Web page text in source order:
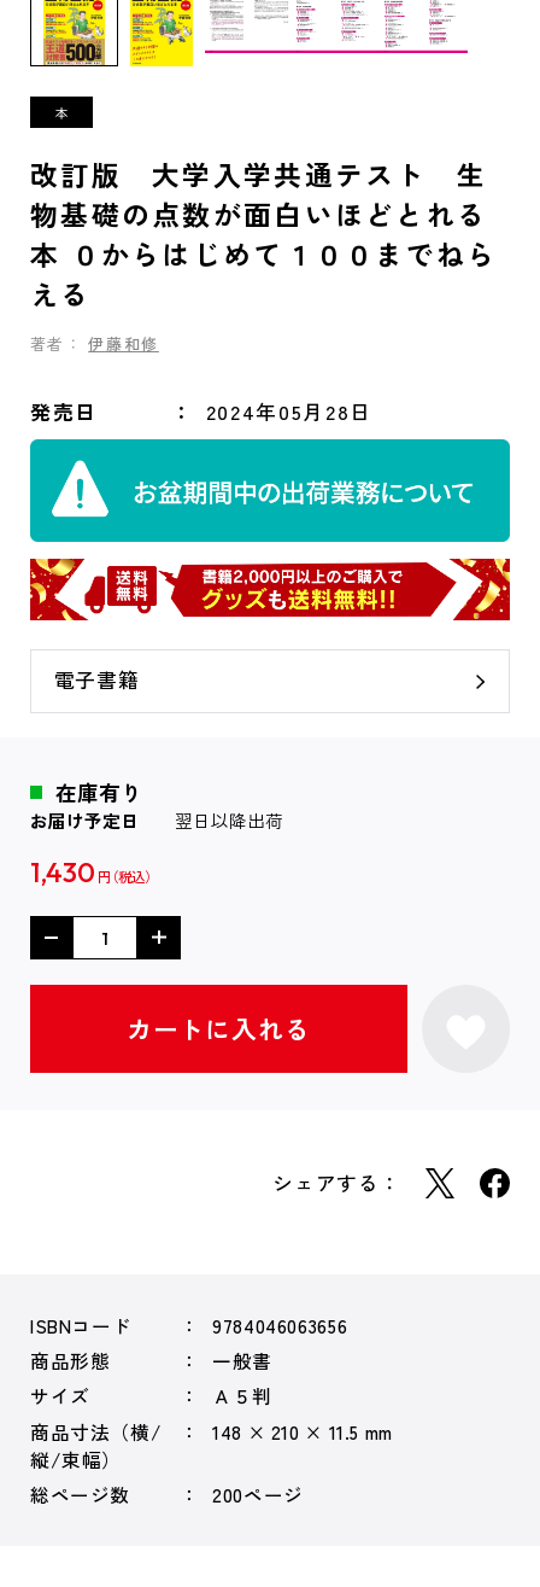
改訂版 大学入学共通テスト 生
物基礎の点数が面白いほどとれる
本 ０からはじめて１００までねら
える
著者： 伊藤和修
発売日 2024年05月28日
電子書籍
在庫有り
お届け予定日 翌日以降出荷
1,430 円
シェアする：
ISBNコード
9784046063656
商品形態
一般書
サイズ
Ａ５判
商品寸法（横/
縦/束幅）
148 × 210 × 11.5 mm
総ページ数 200ページ